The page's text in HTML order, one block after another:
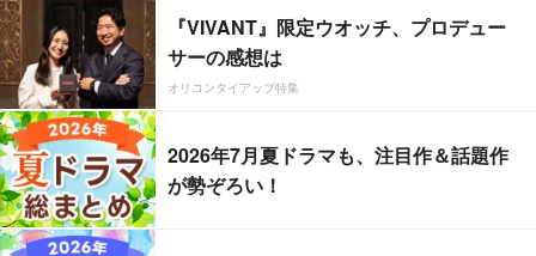
『VIVANT』限定ウオッチ、プロデュー
サーの感想は
オリコンタイアップ特集
2026年7月夏ドラマも、注目作＆話題作
が勢ぞろい！